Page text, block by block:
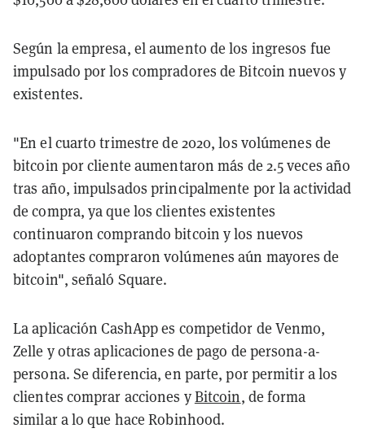
Según la empresa, el aumento de los ingresos fue
impulsado por los compradores de Bitcoin nuevos y
existentes.
"En el cuarto trimestre de 2020, los volúmenes de
bitcoin por cliente aumentaron más de 2.5 veces año
tras año, impulsados principalmente por la actividad
de compra, ya que los clientes existentes
continuaron comprando bitcoin y los nuevos
adoptantes compraron volúmenes aún mayores de
bitcoin", señaló Square.
La aplicaciónCashApp es competidor de Venmo,
Zelle y otras aplicaciones de pago de persona-a-
persona. Se diferencia, en parte, por permitir a los
clientes comprar acciones yBitcoin, de forma
similar a lo que hace Robinhood.